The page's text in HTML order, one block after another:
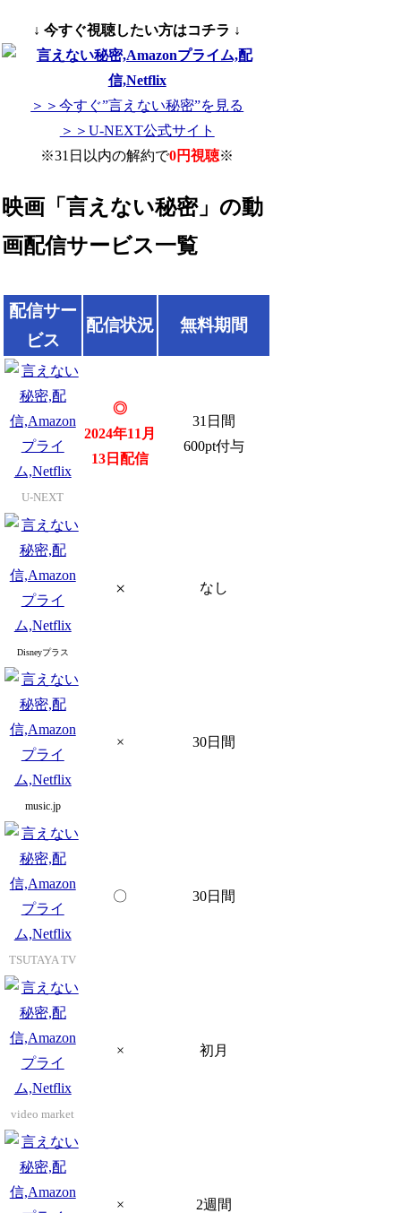
↓ 今すぐ視聴したい方はコチラ ↓
＞＞今すぐ”言えない秘密”を見る
＞＞U-NEXT公式サイト
※31日以内の解約で0円視聴※
映画「言えない秘密」の動
画配信サービス一覧
配信サー
ビス
配信状況 無料期間
U-NEXT
◎
2024年11月
13日配信
31日間
600pt付与
Disneyプラス
× なし
music.jp
× 30日間
TSUTAYA TV
〇 30日間
video market
× 初月
× 2週間